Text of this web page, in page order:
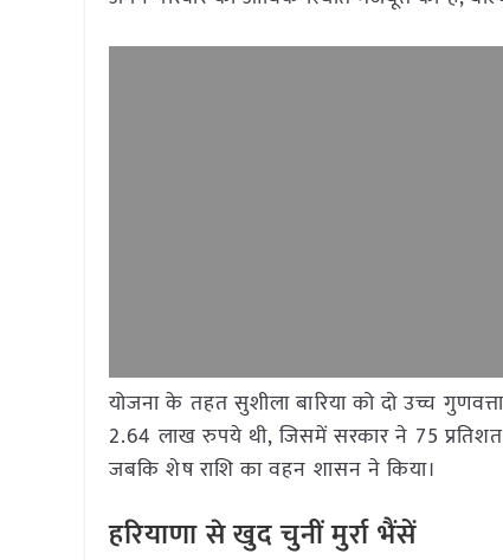
योजना के तहत सुशीला बारिया को दो उच्च
2.64 लाख रुपये थी, जिसमें सरकार ने 75 प्रतिशत
जबकि शेष राशि का वहन शासन ने किया।
हरियाणा से खुद चुनीं मुर्रा भैंसें